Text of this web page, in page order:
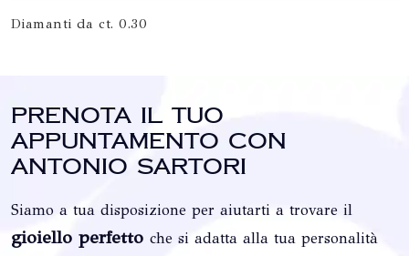
Diamanti da ct. 0.30
Prenota il tuo
appuntamento con
Antonio Sartori
Siamo a tua disposizione per aiutarti a trovare il
gioiello perfetto che si adatta alla tua personalità